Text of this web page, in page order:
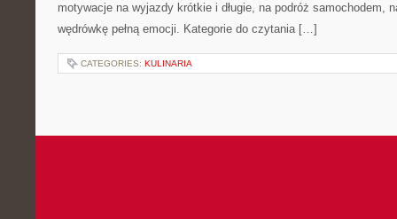
motywacje na wyjazdy krótkie i długie, na podróż samochodem,
wędrówkę pełną emocji. Kategorie do czytania […]
CATEGORIES: KULINARIA